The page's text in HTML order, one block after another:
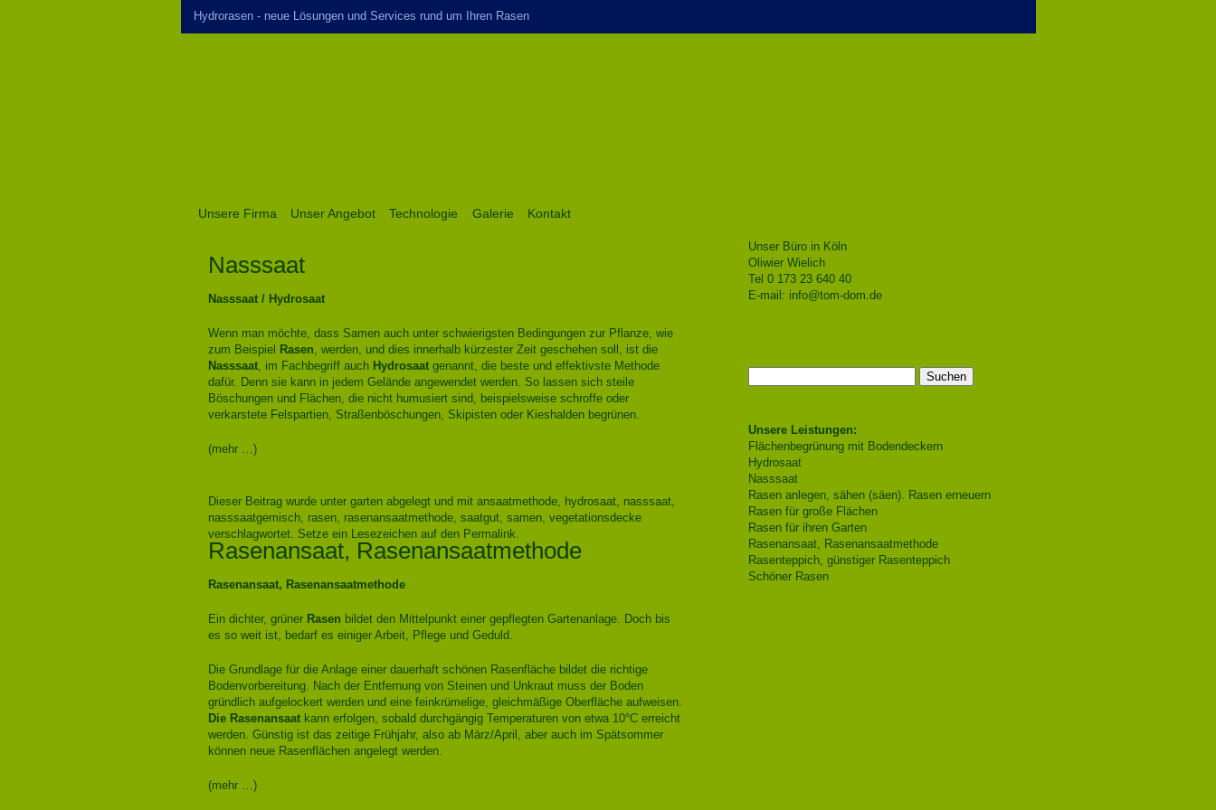
Hydrorasen - neue Lösungen und Services rund um Ihren Rasen
Unsere Firma Unser Angebot Technologie Galerie Kontakt
Nasssaat
Nasssaat / Hydrosaat
Wenn man möchte, dass Samen auch unter schwierigsten Bedingungen zur Pflanze, wie
zum Beispiel Rasen, werden, und dies innerhalb kürzester Zeit geschehen soll, ist die
Nasssaat, im Fachbegriff auch Hydrosaatgenannt, die beste und effektivste Methode
dafür. Denn sie kann in jedem Gelände angewendet werden. So lassen sich steile
Böschungen und Flächen, die nicht humusiert sind, beispielsweise schroffe oder
verkarstete Felspartien, Straßenböschungen, Skipisten oder Kieshalden begrünen.
(mehr …)
Dieser Beitrag wurde unter gartenabgelegt und mit ansaatmethode, hydrosaat, nasssaat,
nasssaatgemisch, rasen, rasenansaatmethode, saatgut, samen, vegetationsdecke
verschlagwortet. Setze ein Lesezeichen auf den Permalink.
Rasenansaat, Rasenansaatmethode
Rasenansaat, Rasenansaatmethode
Ein dichter, grüner Rasen bildet den Mittelpunkt einer gepflegten Gartenanlage. Doch bis
es so weit ist, bedarf es einiger Arbeit, Pflege und Geduld.
Die Grundlage für die Anlage einer dauerhaft schönen Rasenfläche bildet die richtige
Bodenvorbereitung. Nach der Entfernung von Steinen und Unkraut muss der Boden
gründlich aufgelockert werden und eine feinkrümelige, gleichmäßige Oberfläche aufweisen.
Die Rasenansaatkann erfolgen, sobald durchgängig Temperaturen von etwa 10°C erreicht
werden. Günstig ist das zeitige Frühjahr, also ab März/April, aber auch im Spätsommer
können neue Rasenflächen angelegt werden.
(mehr …)
Unser Büro in Köln
Oliwier Wielich
Tel 0 173 23 640 40
E-mail: info@tom-dom.de
nach:
Unsere Leistungen:
Flächenbegrünung mit Bodendeckern
Hydrosaat
Nasssaat
Rasen anlegen, sähen (säen). Rasen erneuern
Rasen für große Flächen
Rasen für ihren Garten
Rasenansaat, Rasenansaatmethode
Rasenteppich, günstiger Rasenteppich
Schöner Rasen